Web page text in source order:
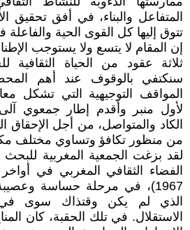
المتفاعل والبناء، في أفق تحقيق
تتوق إليها كل القوى الحية والفاعلة
إن المقام لا يتسع ولا يستوجب
ثلاثة عقود من الحياة الثقافية
سنكتفي بالوقوف عند أهم
المواقف التوجيهية التي تشكل
لأول منبر وأقدم إطار جمعوي
الكاد والمتواصل، من أجل الإحقاق
من منظور تكافؤ وتساوي مختلف
لقد بزغت الجمعية المغربية للبحث
1967)، في مرحلة حساسة
الذي لم يكن وقتذاك سوى
الاستقلال. في تلك الحقبة، كان